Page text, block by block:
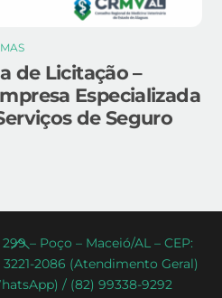
de Licitação –
Especializada
de Seguro
Back
To
Top
– Poço – Maceió/AL – CEP:
3221-2086 (Atendimento Geral)
/ (82) 99338-9292